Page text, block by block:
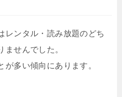
レンタル・読み放題のどち
ませんでした。
が多い傾向にあります。